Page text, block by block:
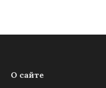
О сайте